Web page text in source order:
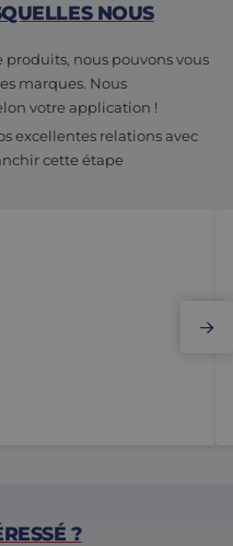
NOUS
produits, nous pouvons vous
marques. Nous
votre application !
excellentes relations avec
cette étape
?